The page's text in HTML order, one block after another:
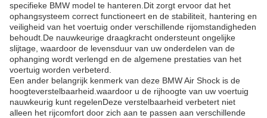
specifieke BMW model te hanteren.Dit zorgt ervoor dat het
ophangsysteem correct functioneert en de stabiliteit, hantering en
veiligheid van het voertuig onder verschillende rijomstandigheden
behoudt.De nauwkeurige draagkracht ondersteunt ongelijke
slijtage, waardoor de levensduur van uw onderdelen van de
ophanging wordt verlengd en de algemene prestaties van het
voertuig worden verbeterd.
Een ander belangrijk kenmerk van deze BMW Air Shock is de
hoogteverstelbaarheid.waardoor u de rijhoogte van uw voertuig
nauwkeurig kunt regelenDeze verstelbaarheid verbetert niet
alleen het rijcomfort door zich aan te passen aan verschillende